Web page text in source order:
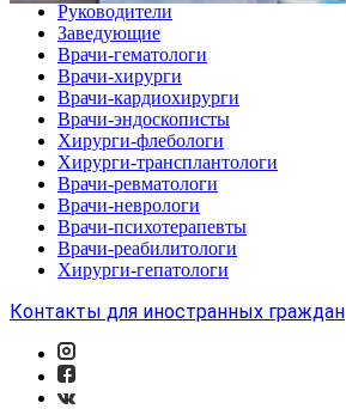
Руководители
Заведующие
Врачи-гематологи
Врачи-хирурги
Врачи-кардиохирурги
Врачи-эндоскописты
Хирурги-флебологи
Хирурги-трансплантологи
Врачи-ревматологи
Врачи-неврологи
Врачи-психотерапевты
Врачи-реабилитологи
Хирурги-гепатологи
Контакты для иностранных граждан